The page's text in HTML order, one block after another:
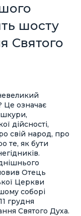
шосту
Святого
Це означає
дійсності,
свій народ, про
те, як бути
Отець
Церкви
соборі
грудня
Святого Духа.